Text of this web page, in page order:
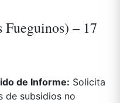
Fueguinos) – 17
de Informe: Solicita
de subsidios no